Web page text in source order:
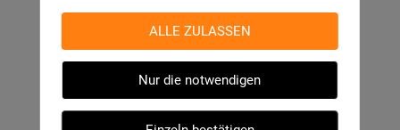
etwas dar­stel­len, das man genau­so gut auf­
drö­seln kann. „Acht­sam“, „nach­hal­tig“ oder
„kon­struk­tiv“ zum Bei­spiel sind posi­ti­ve
Adjek­ti­ve, die aber eine genaue­re Erklä­rung
brau­chen.
ALLE ZULASSEN
Nur die notwendigen